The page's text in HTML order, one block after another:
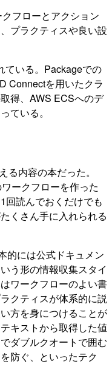
フローとアクション
プラクティスや良い設
ている。Packageでの
Connectを用いたクラ
得、AWS ECSへのデ
ている。
る内容の本だった。
ークフローを作った
回読んでおくだけでも
くさん手に入れられる
的には公式ドキュメン
う形の情報収集スタイ
ワークフローのよい書
クティスが体系的に説
方を身につけることが
キストから取得した値
ダブルクオートで囲む
防ぐ、といったテク